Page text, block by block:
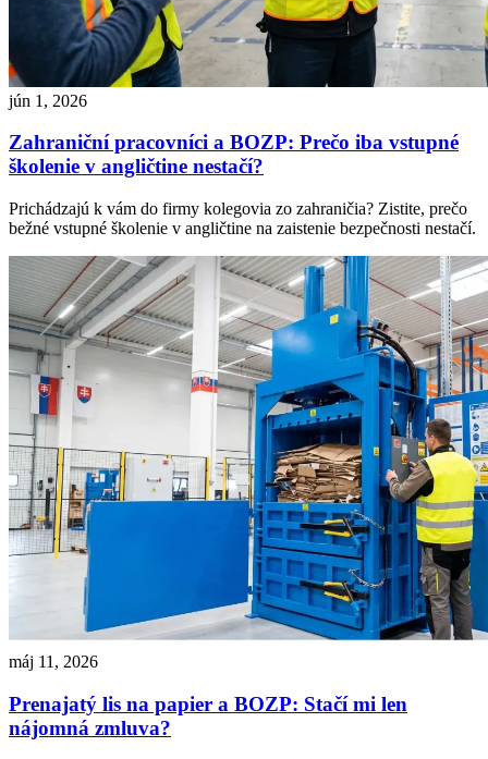
jún 1, 2026
Zahraniční pracovníci a BOZP: Prečo iba vstupné
školenie v angličtine nestačí?
Prichádzajú k vám do firmy kolegovia zo zahraničia? Zistite, prečo
bežné vstupné školenie v angličtine na zaistenie bezpečnosti nestačí.
máj 11, 2026
Prenajatý lis na papier a BOZP: Stačí mi len
nájomná zmluva?